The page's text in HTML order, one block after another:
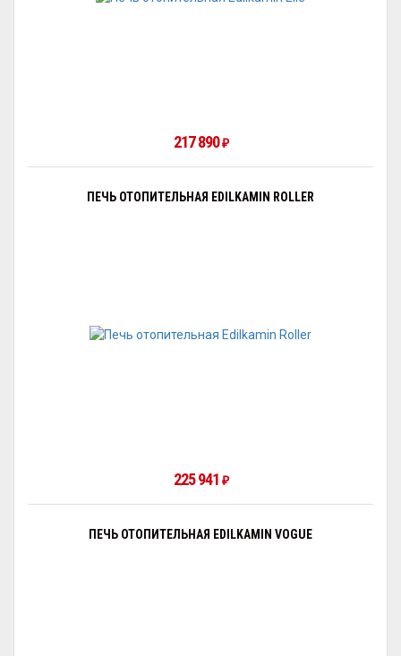
217 890 ₽
ПЕЧЬ ОТОПИТЕЛЬНАЯ EDILKAMIN ROLLER
225 941 ₽
ПЕЧЬ ОТОПИТЕЛЬНАЯ EDILKAMIN VOGUE